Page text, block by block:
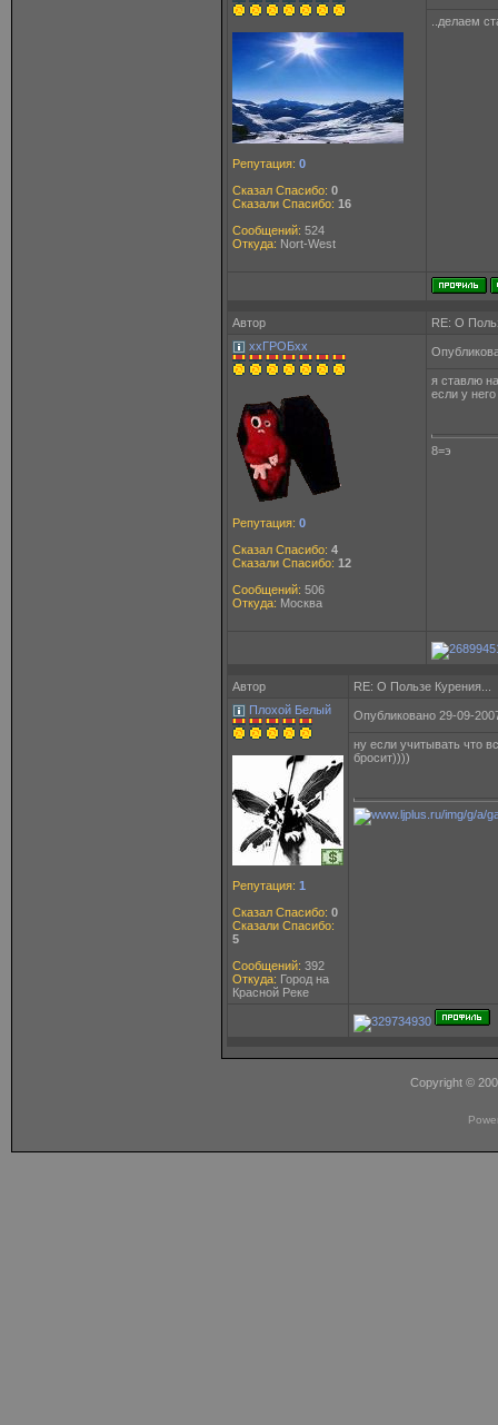
Репутация: 0
Сказал Спасибо: 0
Сказали Спасибо: 16
Сообщений: 524
Откуда: Nort-West
..делаем
Автор
RE: О
ххГРОБхх
Репутация: 0
Сказал Спасибо: 4
Сказали Спасибо: 12
Сообщений: 506
Откуда: Москва
я ставлю
если у
8=э
Автор
RE: О Пользе Курения...
Плохой Белый
Репутация: 1
Сказал Спасибо: 0
Сказали Спасибо:
5
Сообщений: 392
Откуда: Город на
Красной Реке
Опубликовано 29-09-
ну если учитывать что
бросит))))
Copyright ©